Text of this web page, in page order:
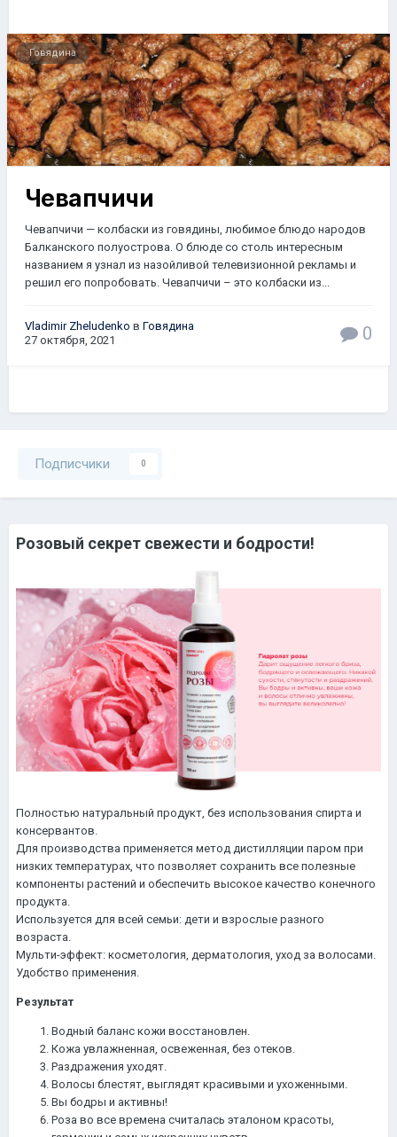
Говядина
Чевапчичи
Чевапчичи — колбаски из говядины, любимое блюдо народов
Балканского полуострова. О блюде со столь интересным
названием я узнал из назойливой телевизионной рекламы и
решил его попробовать. Чевапчичи – это колбаски из...
Vladimir Zheludenko в Говядина
27 октября, 2021
0
Подписчики 0
Розовый секрет свежести и бодрости!
Полностью натуральный продукт, без использования спирта и
консервантов.
Для производства применяется метод дистилляции паром при
низких температурах, что позволяет сохранить все полезные
компоненты растений и обеспечить высокое качество конечного
продукта.
Используется для всей семьи: дети и взрослые разного
возраста.
Мульти-эффект: косметология, дерматология, уход за волосами.
Удобство применения.
Результат
Водный баланс кожи восстановлен.
Кожа увлажненная, освеженная, без отеков.
Раздражения уходят.
Волосы блестят, выглядят красивыми и ухоженными.
Вы бодры и активны!
Роза во все времена считалась эталоном красоты,